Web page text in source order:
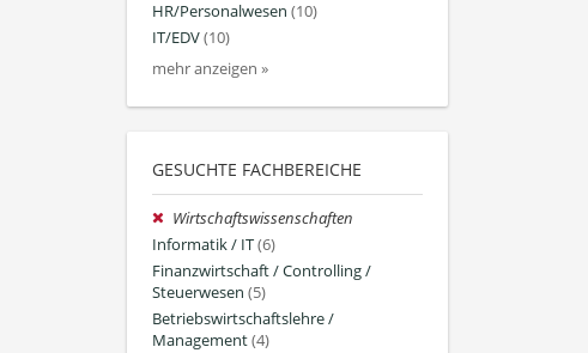
HR/Personalwesen (10)
IT/EDV(10)
mehr anzeigen »
GESUCHTE FACHBEREICHE
Wirtschaftswissenschaften
Informatik / IT(6)
Finanzwirtschaft / Controlling /
Steuerwesen (5)
Betriebswirtschaftslehre /
Management(4)